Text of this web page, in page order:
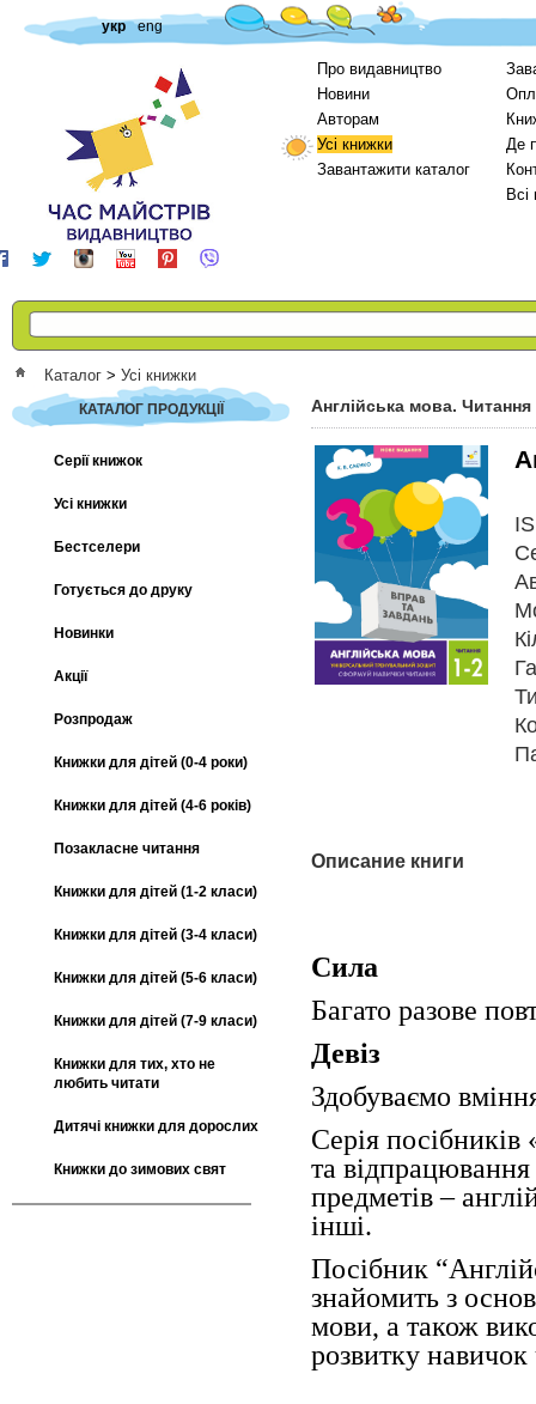
укр eng
Про видавництво
Новини
Авторам
Усі книжки
Завантажити каталог
Де
Каталог > Усі книжки
КАТАЛОГ ПРОДУКЦІЇ
Серії книжок
Усі книжки
Бестселери
Готується до друку
Новинки
Акції
Розпродаж
Книжки для дітей (0-4 роки)
Книжки для дітей (4-6 років)
Позакласне читання
Книжки для дітей (1-2 класи)
Книжки для дітей (3-4 класи)
Книжки для дітей (5-6 класи)
Книжки для дітей (7-9 класи)
Книжки для тих, хто не
любить читати
Дитячі книжки для дорослих
Книжки до зимових свят
Англійська мова. Читання
Описание книги
Сила
Багато разове
Девіз
Здобуваємо
Серія
та відпрацювання
предметів –
інші.
Посібник
знайомить з
мови, а також
розвитку